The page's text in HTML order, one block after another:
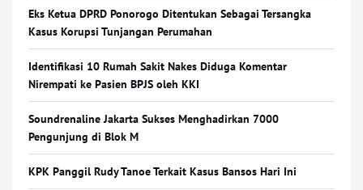
Eks Ketua DPRD Ponorogo Ditentukan Sebagai Tersangka
Kasus Korupsi Tunjangan Perumahan
Identifikasi 10 Rumah Sakit Nakes Diduga Komentar
Nirempati ke Pasien BPJS oleh KKI
Soundrenaline Jakarta Sukses Menghadirkan 7000
Pengunjung di Blok M
KPK Panggil Rudy Tanoe Terkait Kasus Bansos Hari Ini